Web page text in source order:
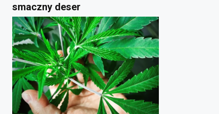
smaczny deser